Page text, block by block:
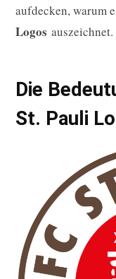
aufdecken, warum
Logos auszeichnet.
Die
St. Pauli